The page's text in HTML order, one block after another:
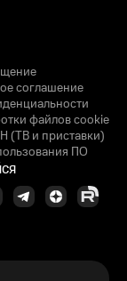
соглашение
файлов cookie
(ТВ и приставки)
ПО